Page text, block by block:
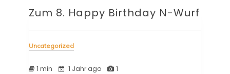
Zum 8. Happy Birthday N-Wurf
Uncategorized
1 min 1 Jahr ago 1